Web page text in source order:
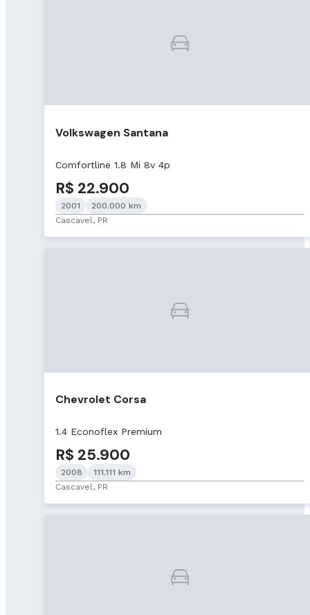
Volkswagen Santana
Comfortline 1.8 Mi 8v 4p
R$ 22.900
2001
200.000 km
Cascavel, PR
Chevrolet Corsa
1.4 Econoflex Premium
R$ 25.900
2008
111.111 km
Cascavel, PR